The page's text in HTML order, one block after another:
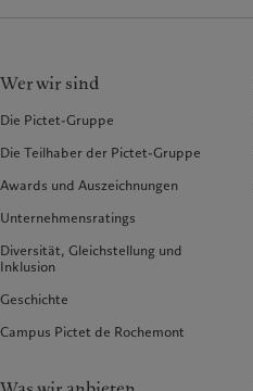
Wer wir sind
Die Pictet-Gruppe
Die Teilhaber der Pictet-Gruppe
Awards und Auszeichnungen
Unternehmensratings
Diversität, Gleichstellung und
Inklusion
Geschichte
Campus Pictet de Rochemont